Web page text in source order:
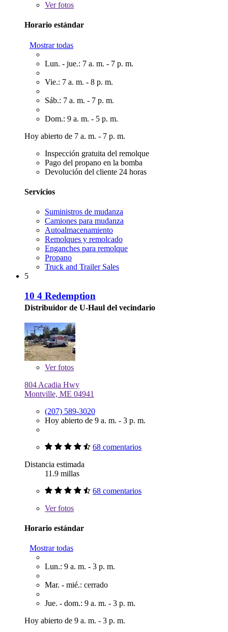
Verfotos
Horario estándar
Mostrar todas
Lun. - jue.: 7 a. m. - 7 p. m.
Vie.: 7 a. m. - 8 p. m.
Sáb.: 7 a. m. - 7 p. m.
Dom.: 9 a. m. - 5 p. m.
Hoy abierto de 7 a. m. - 7 p. m.
Inspección gratuita del remolque
Pago del propano en la bomba
Devolución del cliente 24 horas
Servicios
Suministros de mudanza
Camiones para mudanza
Autoalmacenamiento
Remolques y remolcado
Enganches para remolque
Propano
Truck and Trailer Sales
5
10 4 Redemption
Distribuidor de U-Haul del vecindario
Verfotos
804 Acadia Hwy
Montville, ME 04941
(207) 589-3020
Hoy abierto de 9 a. m. - 3 p. m.
68 comentarios
Distancia estimada
11.9 millas
68 comentarios
Verfotos
Horario estándar
Mostrar todas
Lun.: 9 a. m. - 3 p. m.
Mar. - mié.: cerrado
Jue. - dom.: 9 a. m. - 3 p. m.
Hoy abierto de 9 a. m. - 3 p. m.